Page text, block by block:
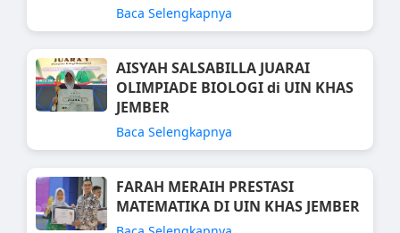
Baca Selengkapnya
AISYAH SALSABILLA JUARAI
OLIMPIADE BIOLOGI di UIN KHAS
JEMBER
Baca Selengkapnya
FARAH MERAIH PRESTASI
MATEMATIKA DI UIN KHAS JEMBER